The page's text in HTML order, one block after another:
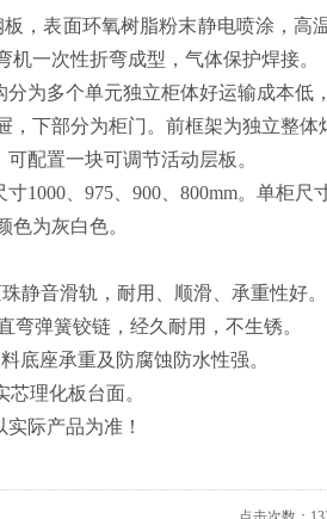
板 ，表面环氧树脂粉末静电喷涂，高
机一次性折弯成型， 气体保护焊接。
分为多个单元独立柜体好运输成本低
，下部分为柜门。前框架为独立整体
配置一块可调节活动层板。
寸1000、975、900、800mm。单柜尺
色为灰白色。
静音滑轨，耐用、顺滑、承重性好。
弯弹簧铰链，经久耐用，不生锈。
底座承重及防腐蚀防水性强。
芯理化板台面。
际产品为准！